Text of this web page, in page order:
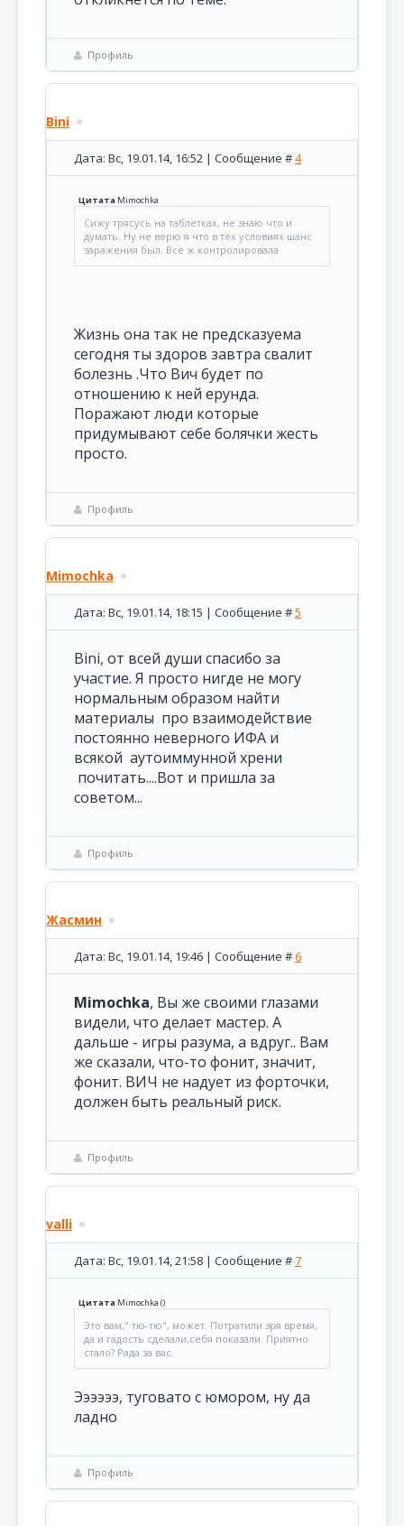
Профиль
Bini
Дата: Вс, 19.01.14, 16:52 | Сообщение #4
Цитата Mimochka
Сижу трясусь на таблетках, не знаю что и
думать. Ну не верю я что в тех условиях шанс
заражения был. Все ж контролировала
Жизнь она так не предсказуема
сегодня ты здоров завтра свалит
болезнь .Что Вич будет по
отношению к ней ерунда.
Поражают люди которые
придумывают себе болячки жесть
просто.
Профиль
Mimochka
Дата: Вс, 19.01.14, 18:15 | Сообщение #5
Bini, от всей души спасибо за
участие. Я просто нигде не могу
нормальным образом найти
материалы про взаимодействие
постоянно неверного ИФА и
всякой аутоиммунной хрени
почитать....Вот и пришла за
советом...
Профиль
Жасмин
Дата: Вс, 19.01.14, 19:46 | Сообщение #6
Mimochka, Вы же своими глазами
видели, что делает мастер. А
дальше - игры разума, а вдруг.. Вам
же сказали, что-то фонит, значит,
фонит. ВИЧ не надует из форточки,
должен быть реальный риск.
Профиль
valli
Дата: Вс, 19.01.14, 21:58 | Сообщение #7
Цитата Mimochka ()
Это вам," тю-тю", может. Потратили зря время,
да и гадость сделали,себя показали. Приятно
стало? Рада за вас.
Ээээээ, туговато с юмором, ну да
ладно
Профиль